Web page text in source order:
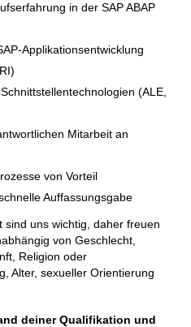
in der SAP ABAP
Applikationsentwicklung
(ALE,
Mitarbeit an
von Vorteil
Auffassungsgabe
sind uns wichtig, daher freuen
von Geschlecht,
Religion oder
Alter, sexueller Orientierung
deiner Qualifikation und